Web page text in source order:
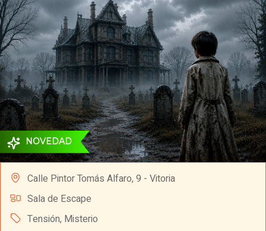
NOVEDAD
Calle Pintor Tomás Alfaro, 9 - Vitoria
Sala de Escape
Tensión, Misterio